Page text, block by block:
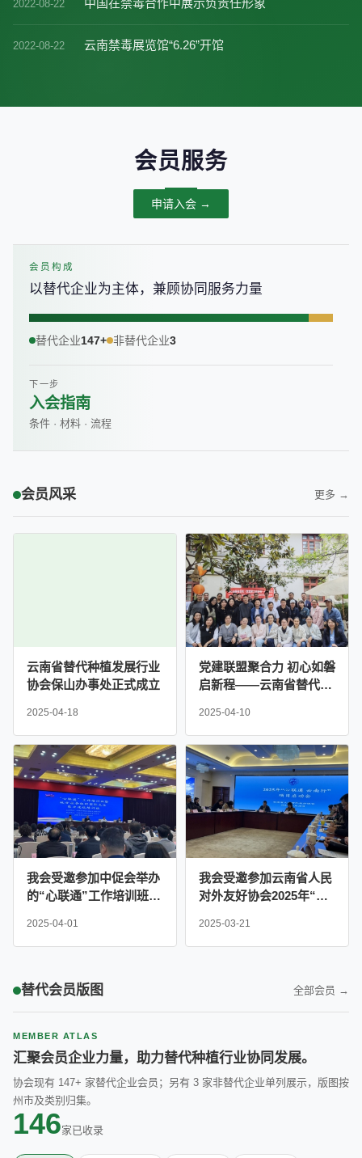
2022-08-22 中国在禁毒合作中展示负责任形象
2022-08-22 云南禁毒展览馆“6.26”开馆
会员服务
申请入会 →
会员构成
以替代企业为主体，兼顾协同服务力量
替代企业147+ 非替代企业3
下一步
入会指南
条件 · 材料 · 流程
会员风采 更多 →
云南省替代种植发展行业
协会保山办事处正式成立
2025-04-18
党建联盟聚合力 初心如磐
启新程——云南省替代种
合严家地社区党委举办主
题茶话会
2025-04-10
我会受邀参加中促会举办
的“心联通”工作培训班暨
设培训班
2025-04-01
我会受邀参加云南省人民
对外友好协会2025年“心
2025-03-21
替代会员版图 全部会员 →
MEMBER ATLAS
汇聚会员企业力量，助力替代种植行业协同发展。
协会现有 147+ 家替代企业会员；另有 3 家非替代企业单列展示，版图按
州市及类别归集。
146家已收录